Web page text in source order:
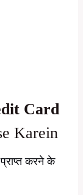
Card
Karein
करने के